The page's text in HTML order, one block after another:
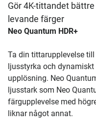
Gör 4K-tittandet
levande färger
Neo Quantum HDR+
Ta din tittarupplevelse
ljusstyrka och
upplösning. Neo
ljusstark som Neo
färgupplevelse med
liknar något annat.